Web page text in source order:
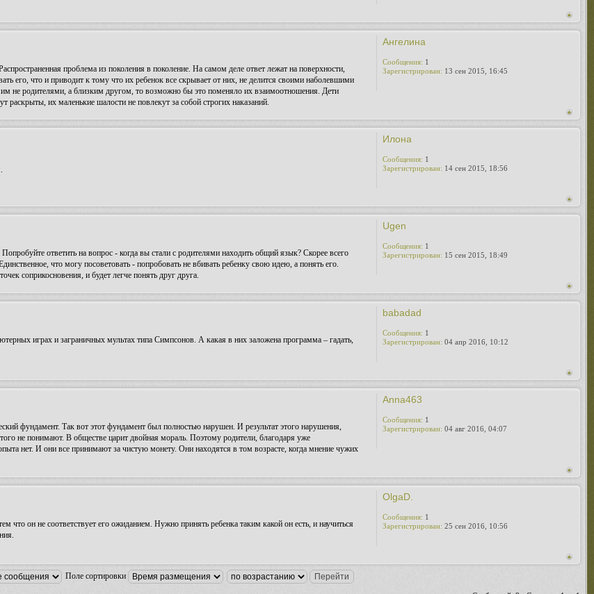
проблема из поколения в поколение. На самом деле ответ лежат на поверхности,
его, что и приводит к тому что их ребенок все скрывает от них, не делится своими наболевшими
не родителями, а близким другом, то возможно бы это поменяло их взаимоотношения. Дети
раскрыты, их маленькие шалости не повлекут за собой строгих наказаний.
Ангелина
Сообщения: 1
Зарегистрирован: 13 сен 2015, 16:45
Илона
Сообщения: 1
Зарегистрирован: 14 сен 2015, 18:56
ответить на вопрос - когда вы стали с родителями находить общий язык? Скорее всего
что могу посоветовать - попробовать не вбивать ребенку свою идею, а понять его.
соприкосновения, и будет легче понять друг друга.
Ugen
Сообщения: 1
Зарегистрирован: 15 сен 2015, 18:49
играх и заграничных мультах типа Симпсонов. А какая в них заложена программа – гадать,
babadad
Сообщения: 1
Зарегистрирован: 04 апр 2016, 10:12
фундамент. Так вот этот фундамент был полностью нарушен. И результат этого нарушения,
не понимают. В обществе царит двойная мораль. Поэтому родители, благодаря уже
нет. И они все принимают за чистую монету. Они находятся в том возрасте, когда мнение чужих
Anna463
Сообщения: 1
Зарегистрирован: 04 авг 2016, 04:07
что он не соответствует его ожиданием. Нужно принять ребенка таким какой он есть, и научиться
OlgaD.
Сообщения: 1
Зарегистрирован: 25 сен 2016, 10:56
Поле сортировки